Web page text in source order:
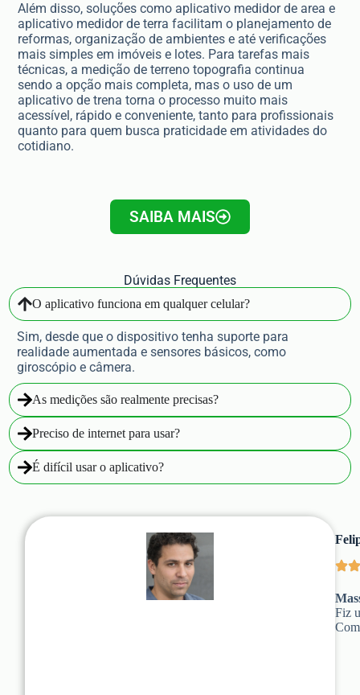
Além disso, soluções como aplicativo medidor de area e
aplicativo medidor de terra facilitam o planejamento de
reformas, organização de ambientes e até verificações
mais simples em imóveis e lotes. Para tarefas mais
técnicas, a medição de terreno topografia continua
sendo a opção mais completa, mas o uso de um
aplicativo de trena torna o processo muito mais
acessível, rápido e conveniente, tanto para profissionais
quanto para quem busca praticidade em atividades do
cotidiano.
SAIBA MAIS
Dúvidas Frequentes
O aplicativo funciona em qualquer celular?
Sim, desde que o dispositivo tenha suporte para
realidade aumentada e sensores básicos, como
giroscópio e câmera.
As medições são realmente precisas?
Preciso de internet para usar?
É difícil usar o aplicativo?
Fiz